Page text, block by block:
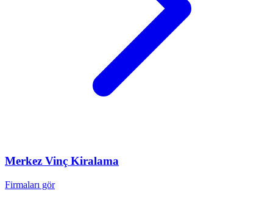
Merkez Vinç Kiralama
Firmaları gör